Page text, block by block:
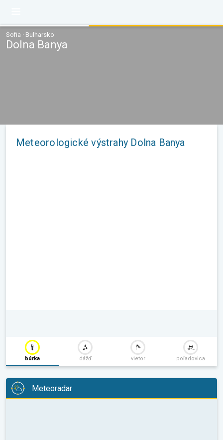
Sofia · Bulharsko
Dolna Banya
Meteorologické výstrahy Dolna Banya
búrka dážď vietor poľadovica
Meteoradar